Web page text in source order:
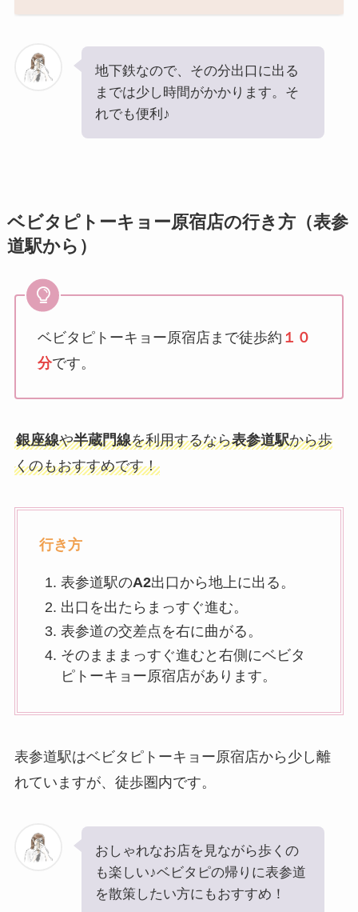
地下鉄なので、その分出口に出る
までは少し時間がかかります。そ
れでも便利♪
ベビタピトーキョー原宿店の行き方（表参
道駅から）
ベビタピトーキョー原宿店まで徒歩約 １０
分です。
銀座線や半蔵門線を利用するなら表参道駅から歩
くのもおすすめです！
行き方
表参道駅のA2出口から地上に出る。
出口を出たらまっすぐ進む。
表参道の交差点を右に曲がる。
そのまままっすぐ進むと右側にベビタ
ピトーキョー原宿店があります。
表参道駅はベビタピトーキョー原宿店から少し離
れていますが、徒歩圏内です。
おしゃれなお店を見ながら歩くの
も楽しい♪ベビタピの帰りに表参道
を散策したい方にもおすすめ！